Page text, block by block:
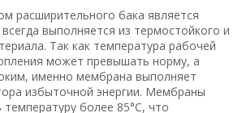
расширительного бака является
выполняется из термостойкого и
Так как температура рабочей
может превышать норму, а
именно мембрана выполняет
избыточной энергии. Мембраны
более 85°С, что